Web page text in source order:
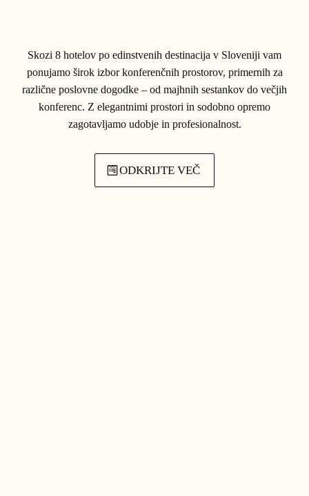
Skozi 8 hotelov po edinstvenih destinacija v Sloveniji vam
ponujamo širok izbor konferenčnih prostorov, primernih za
različne poslovne dogodke – od majhnih sestankov do večjih
konferenc. Z elegantnimi prostori in sodobno opremo
zagotavljamo udobje in profesionalnost.
ODKRIJTE VEČ